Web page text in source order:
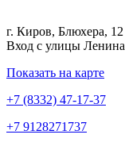
г. Киров, Блюхера, 12
Вход с улицы Ленина
Показать на карте
+7 (8332) 47-17-37
+7 9128271737